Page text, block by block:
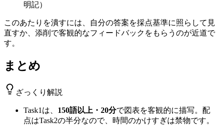
明記）
このあたりを潰すには、自分の答案を採点基準に照らして見
直すか、添削で客観的なフィードバックをもらうのが近道で
す。
まとめ
ざっくり解説
Task1は、 150語以上・20分で図表を客観的に描写。配
点はTask2の半分なので、時間のかけすぎは禁物です。